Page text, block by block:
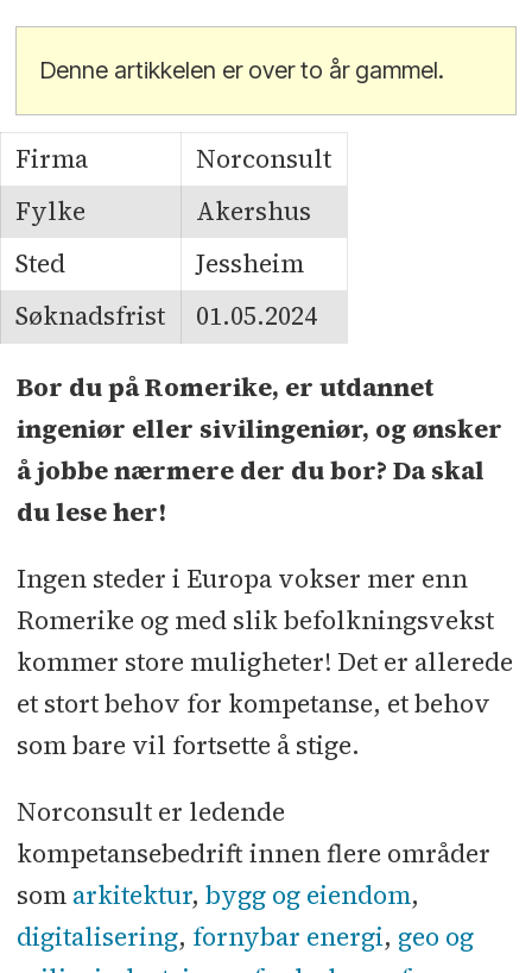
Denne artikkelen er over to år gammel.
Firma
Norconsult
Fylke
Akershus
Sted
Jessheim
Søknadsfrist
01.05.2024
Bor du på Romerike, er utdannet
ingeniør eller sivilingeniør, og ønsker
å jobbe nærmere der du bor? Da skal
du lese her!
Ingen steder i Europa vokser mer enn
Romerike og med slik befolkningsvekst
kommer store muligheter! Det er allerede
et stort behov for kompetanse, et behov
som bare vil fortsette å stige.
Norconsult er ledende
kompetansebedrift innen flere områder
som arkitektur, bygg og eiendom,
digitalisering, fornybar energi, geo og